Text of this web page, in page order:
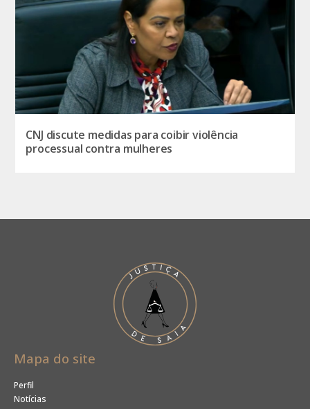
CNJ discute medidas para coibir violência
processual contra mulheres
Mapa do site
Perfil
Notícias